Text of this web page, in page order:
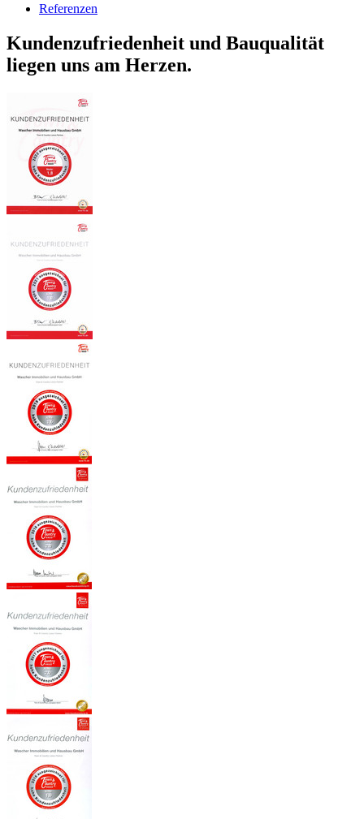
Referenzen
Kundenzufriedenheit und Bauqualität
liegen uns am Herzen.